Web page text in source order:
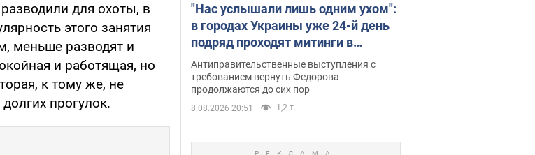
для охоты, в
этого занятия
меньше разводят и
и работящая, но
к тому же, не
прогулок.
"Нас услышали лишь одним ухом":
в городах Украины уже 24-й день
подряд проходят митинги в
поддержку Федорова. Фото и
видео
Антиправительственные выступления с
требованием вернуть Федорова
продолжаются до сих пор
8.08.2026 20:51 1,2 т.